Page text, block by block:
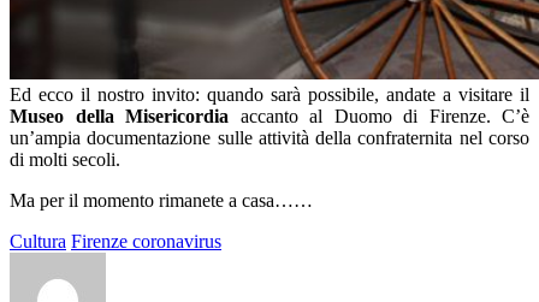
Ed ecco il nostro invito: quando sarà possibile, andate a visitare il
Museo della Misericordia accanto al Duomo di Firenze. C’è
un’ampia documentazione sulle attività della confraternita nel corso
di molti secoli.
Ma per il momento rimanete a casa……
Cultura Firenze coronavirus